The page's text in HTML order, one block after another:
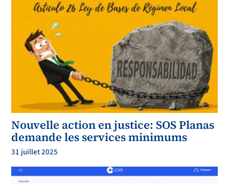
Nouvelle action en justice: SOS Planas
demande les services minimums
31 juillet 2025